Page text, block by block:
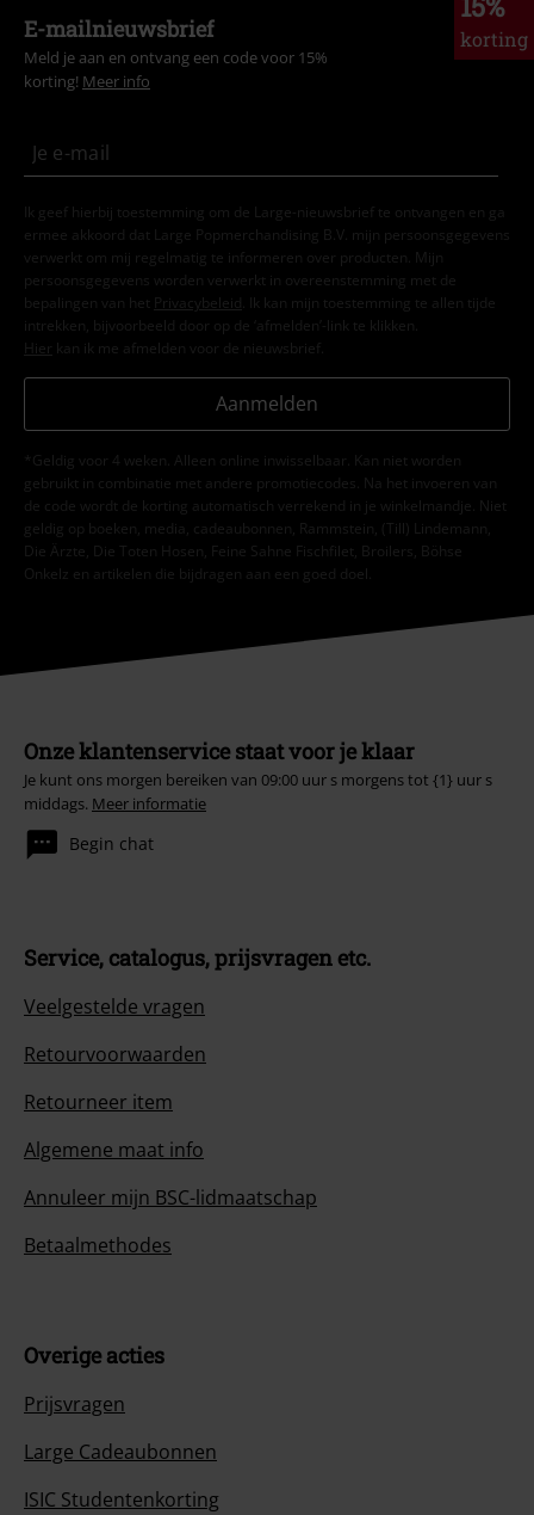
korting
E-mailnieuwsbrief
Meld je aan en ontvang een code voor 15%
korting! Meer info
Ik geef hierbij toestemming om de Large-nieuwsbrief te ontvangen en ga
ermee akkoord dat Large Popmerchandising B.V. mijn persoonsgegevens
verwerkt om mij regelmatig te informeren over producten. Mijn
persoonsgegevens worden verwerkt in overeenstemming met de
bepalingen van het
Privacybeleid . Ik kan mijn toestemming te allen tijde
intrekken, bijvoorbeeld door op de ‘afmelden’-link te klikken.
Hier kan ik me afmelden voor de nieuwsbrief.
Aanmelden
*Geldig voor 4 weken. Alleen online inwisselbaar. Kan niet worden
gebruikt in combinatie met andere promotiecodes. Na het invoeren van
de code wordt de korting automatisch verrekend in je winkelmandje. Niet
geldig op boeken, media, cadeaubonnen, Rammstein, (Till) Lindemann,
Die Ärzte, Die Toten Hosen, Feine Sahne Fischfilet, Broilers, Böhse
Onkelz en artikelen die bijdragen aan een goed doel.
Onze klantenservice staat voor je klaar
Je kunt ons morgen bereiken van 09:00 uur s morgens tot {1} uur s
middags. Meer informatie
Begin chat
Service, catalogus, prijsvragen etc.
Veelgestelde vragen
Retourvoorwaarden
Retourneer item
Algemene maat info
Annuleer mijn BSC-lidmaatschap
Betaalmethodes
Overige acties
Prijsvragen
Large Cadeaubonnen
ISIC Studentenkorting